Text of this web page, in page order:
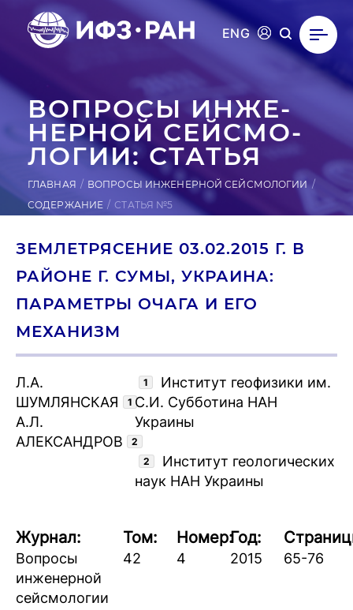
ENG
ВОПРОСЫ ИН­ЖЕ­
НЕР­НОЙ СЕЙ­СМО­
ЛОГИИ: СТАТЬЯ
ГЛАВНАЯ
ВОПРОСЫ ИНЖЕНЕРНОЙ СЕЙСМОЛОГИИ
СОДЕРЖАНИЕ
СТАТЬЯ №5
ЗЕМЛЕТРЯСЕНИЕ 03.02.2015 Г. В
РАЙОНЕ Г. СУМЫ, УКРАИНА:
ПАРАМЕТРЫ ОЧАГА И ЕГО
МЕХАНИЗМ
Л.А.
ШУМЛЯНСКАЯ
1
А.Л.
АЛЕКСАНДРОВ
2
1
Институт геофизики им.
С.И. Субботина НАН
Украины
2
Институт геологических
наук НАН Украины
Журнал:
Вопросы
инженерной
сейсмологии
Том:
42
Номер:
4
Год:
2015 65-76